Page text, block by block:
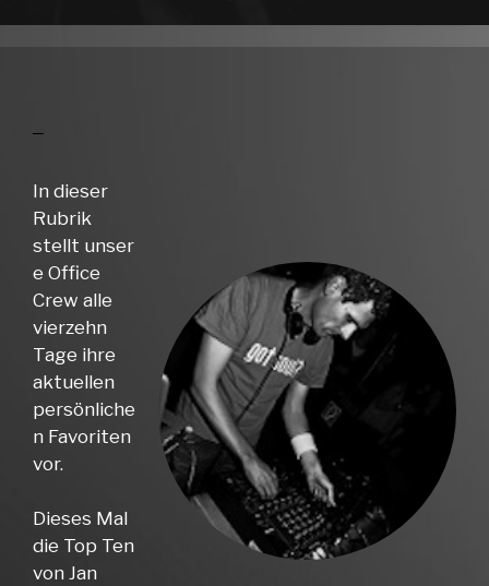
In dieser
Rubrik
stellt unser
e Office
Crew alle
vierzehn
Tage ihre
aktuellen
persönliche
n Favoriten
vor.
Dieses Mal
die Top Ten
von Jan